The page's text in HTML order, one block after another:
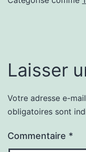
Laisser
Votre adresse e-
obligatoires sont
Commentaire *